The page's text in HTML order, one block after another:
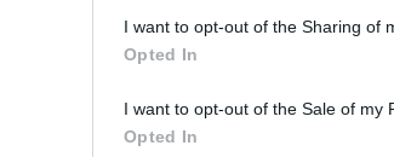
I want to opt-out of the Sharing of
Opted In
I want to opt-out of the Sale of my
Opted In
Bemutatjás előadása a régebbi, szóval
lett Mogács Dániel.